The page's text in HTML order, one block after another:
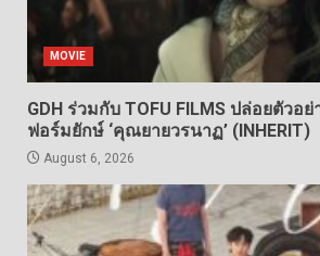
MOVIE
GDH ร่วมกับ TOFU FILMS ปล่อยตัวอ
ฟอร์มยักษ์ ‘คุณยายวรนาฏ’ (INHERIT)
August 6, 2026